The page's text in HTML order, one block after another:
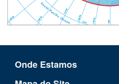
Onde Estamos